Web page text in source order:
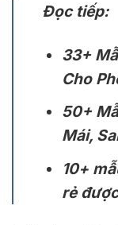
Đọc tiếp:
33+
Cho
50+
Mái,
10+
rẻ